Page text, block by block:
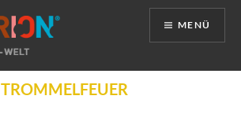
MENÜ
TROMMELFEUER